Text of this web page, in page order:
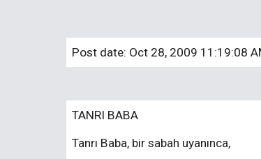
Post date: Oct 28, 2009 11:19:08
TANRI BABA
Tanrı Baba, bir sabah uyanınca,